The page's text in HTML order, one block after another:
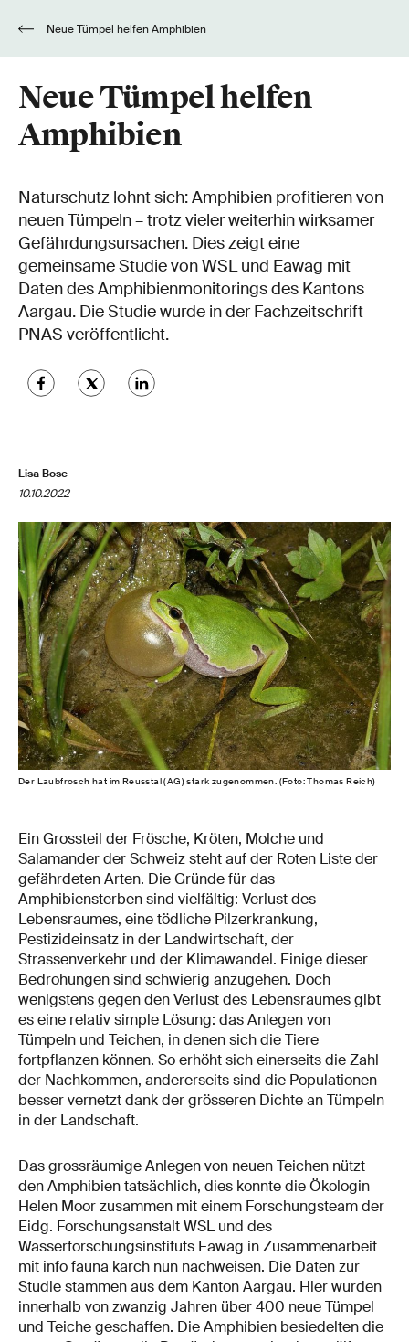
Neue Tümpel helfen Amphibien
Neue Tümpel helfen
Amphibien
Naturschutz lohnt sich: Amphibien profitieren von
neuen Tümpeln – trotz vieler weiterhin wirksamer
Gefährdungsursachen. Dies zeigt eine
gemeinsame Studie von WSL und Eawag mit
Daten des Amphibienmonitorings des Kantons
Aargau. Die Studie wurde in der Fachzeitschrift
PNAS veröffentlicht.
Lisa Bose
10.10.2022
Der Laubfrosch hat im Reusstal (AG) stark zugenommen. (Foto: Thomas Reich)
Ein Grossteil der Frösche, Kröten, Molche und
Salamander der Schweiz steht auf der Roten Liste der
gefährdeten Arten. Die Gründe für das
Amphibiensterben sind vielfältig: Verlust des
Lebensraumes, eine tödliche Pilzerkrankung,
Pestizideinsatz in der Landwirtschaft, der
Strassenverkehr und der Klimawandel. Einige dieser
Bedrohungen sind schwierig anzugehen. Doch
wenigstens gegen den Verlust des Lebensraumes gibt
es eine relativ simple Lösung: das Anlegen von
Tümpeln und Teichen, in denen sich die Tiere
fortpflanzen können. So erhöht sich einerseits die Zahl
der Nachkommen, andererseits sind die Populationen
besser vernetzt dank der grösseren Dichte an Tümpeln
in der Landschaft.
Das grossräumige Anlegen von neuen Teichen nützt
den Amphibien tatsächlich, dies konnte die Ökologin
Helen Moor zusammen mit einem Forschungsteam der
Eidg. Forschungsanstalt WSL und des
Wasserforschungsinstituts Eawag in Zusammenarbeit
mit info fauna karch nun nachweisen. Die Daten zur
Studie stammen aus dem Kanton Aargau. Hier wurden
innerhalb von zwanzig Jahren über 400 neue Tümpel
und Teiche geschaffen. Die Amphibien besiedelten die